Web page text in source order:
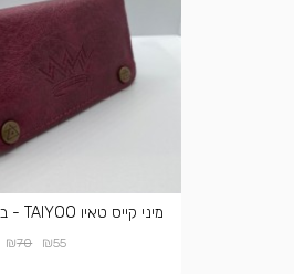
מיני קייס טאיו TAIYOO - בורדו - CROWN
₪55
₪70